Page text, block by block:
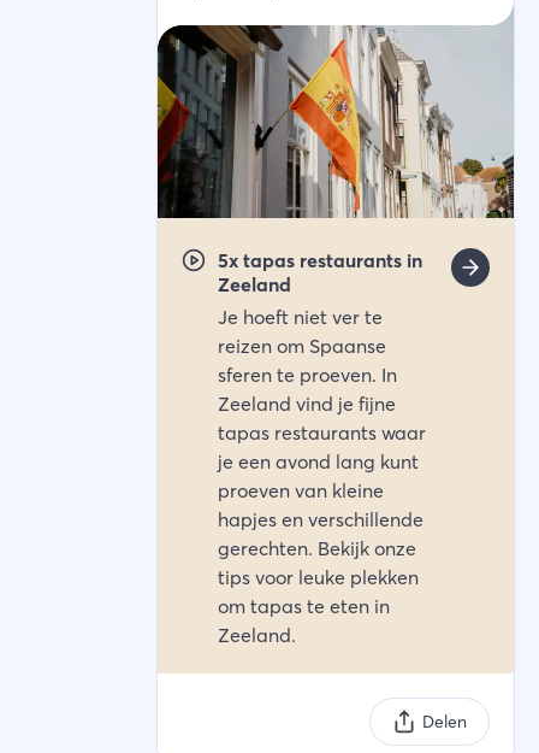
5x tapas restaurants in
Zeeland
Je hoeft niet ver te
reizen om Spaanse
sferen te proeven. In
Zeeland vind je fijne
tapas restaurants waar
je een avond lang kunt
proeven van kleine
hapjes en verschillende
gerechten. Bekijk onze
tips voor leuke plekken
om tapas te eten in
Zeeland.
Delen